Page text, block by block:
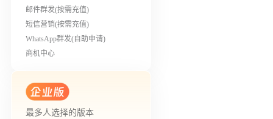
邮件群发(按需充值)
短信营销(按需充值)
WhatsApp群发(自助申请)
商机中心
最多人选择的版本